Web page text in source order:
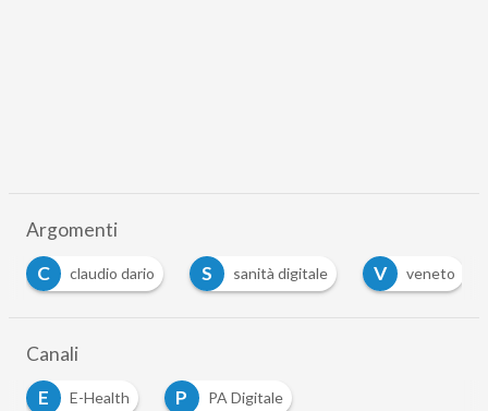
Argomenti
C
claudio dario S sanità digitale V veneto
Canali
E
E-Health P PA Digitale